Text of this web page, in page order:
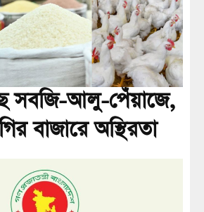
সবজি-আলু-পেঁয়াজে,
বাজারে অস্থিরতা